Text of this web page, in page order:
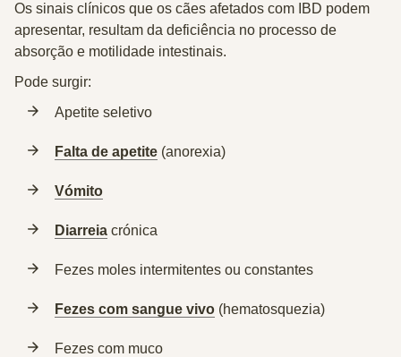
Os sinais clínicos que os cães afetados com IBD podem
apresentar, resultam da deficiência no processo de
absorção e motilidade intestinais.
Pode surgir:
Apetite seletivo
Falta de apetite (anorexia)
Vómito
Diarreia crónica
Fezes moles intermitentes ou constantes
Fezes com sangue vivo (hematosquezia)
Fezes com muco